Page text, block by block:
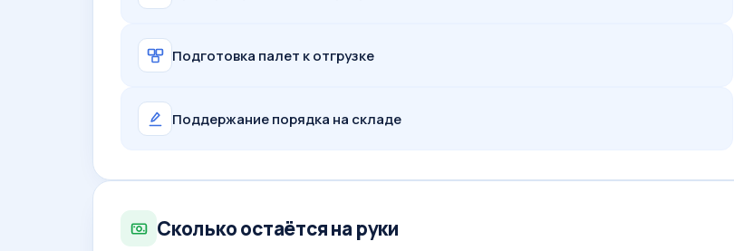
Подготовка палет к отгрузке
Поддержание порядка на складе
Сколько остаётся на руки